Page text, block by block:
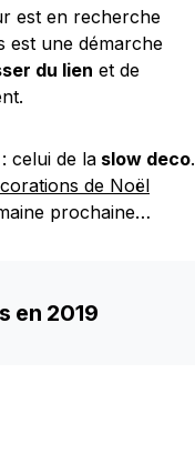
est en recherche
est une démarche
du lien et de
celui de la slow deco.
de Noël
prochaine…
en 2019